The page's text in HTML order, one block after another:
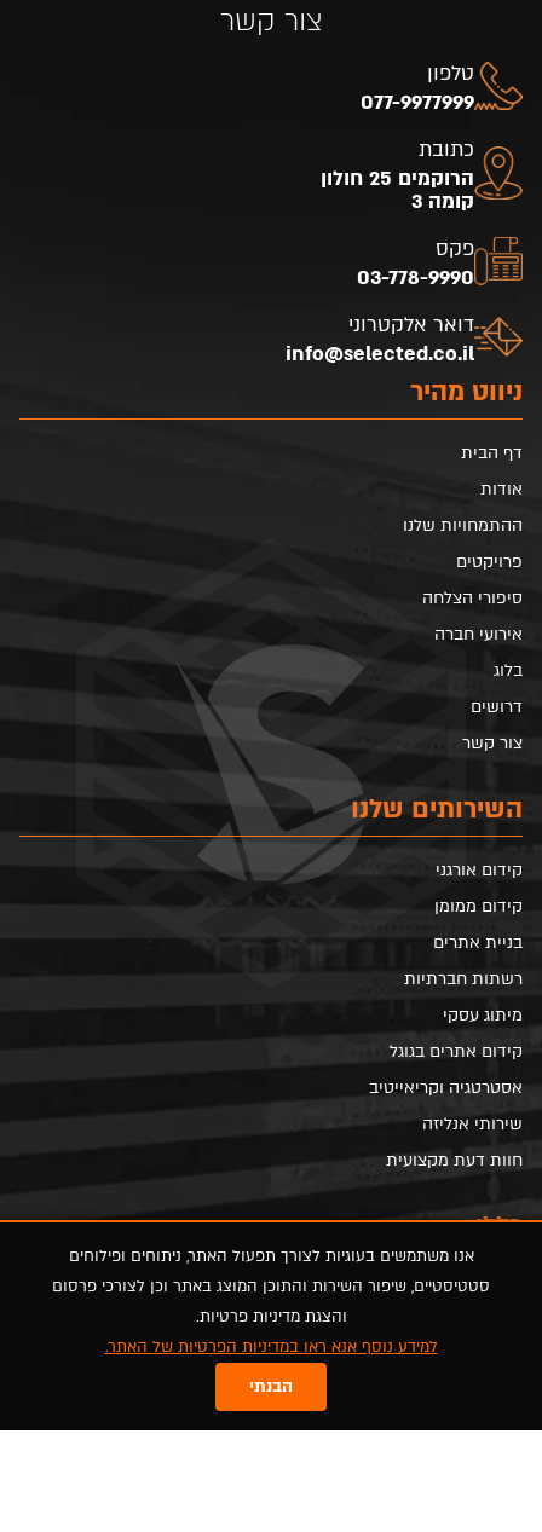
צור קשר
ניווט מהיר
דף הבית
אודות
ההתמחויות שלנו
פרויקטים
סיפורי הצלחה
אירועי חברה
בלוג
דרושים
צור קשר
השירותים שלנו
קידום אורגני
קידום ממומן
בניית אתרים
רשתות חברתיות
מיתוג עסקי
קידום אתרים בגוגל
אסטרטגיה וקריאייטיב
שירותי אנליזה
חוות דעת מקצועית
כללי
כניסת לקוחות
הסדרי נגישות
מפת אתר
טלפון
077-9977999
כתובת
הרוקמים 25 חולון
קומה 3
פקס
03-778-9990
דואר אלקטרוני
info@selected.co.il
אנו משתמשים בעוגיות לצורך תפעול האתר, ניתוחים ופילוחים
סטטיסטיים, שיפור השירות והתוכן המוצג באתר וכן לצורכי פרסום
והצגת מדיניות פרטיות.
למידע נוסף אנא ראו במדיניות הפרטיות של האתר.
הבנתי